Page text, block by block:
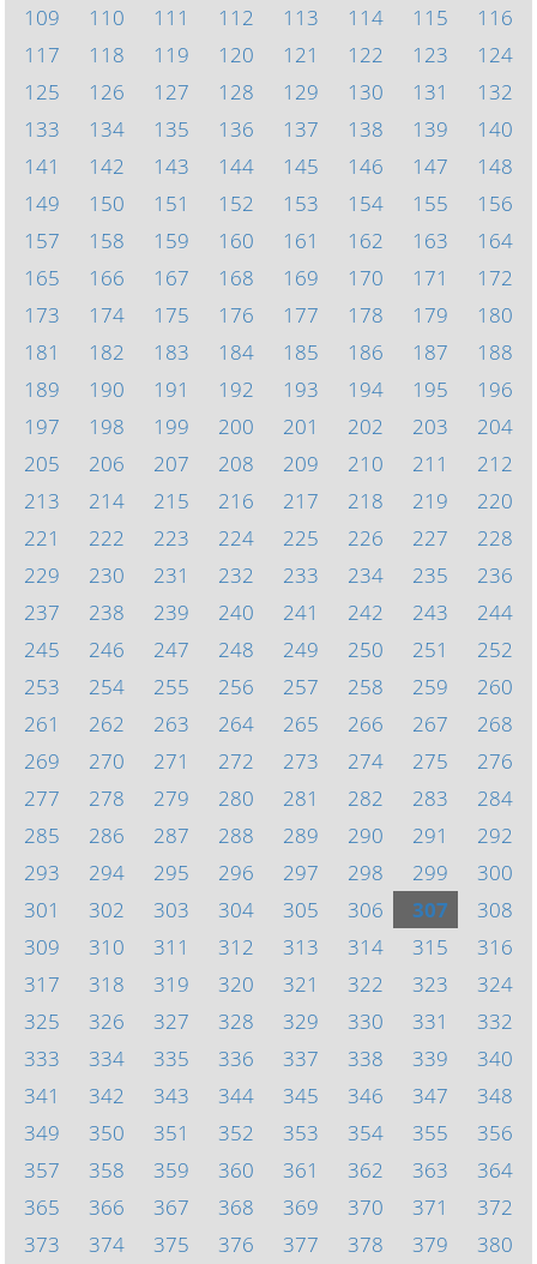
109
110 111 112 113 114 115
116
117
118 119 120 121 122 123
124
125
126 127 128 129 130 131
132
133
134 135 136 137 138 139
140
141
142 143 144 145 146 147
148
149
150 151 152 153 154 155
156
157
158 159 160 161 162 163
164
165
166 167 168 169 170 171
172
173
174 175 176 177 178 179
180
181
182 183 184 185 186 187
188
189
190 191 192 193 194 195
196
197
198 199 200 201 202 203
204
205
206 207 208 209 210 211
212
213
214 215 216 217 218 219
220
221
222 223 224 225 226 227
228
229
230 231 232 233 234 235
236
237
238 239 240 241 242 243
244
245
246 247 248 249 250 251
252
253
254 255 256 257 258 259
260
261
262 263 264 265 266 267
268
269
270 271 272 273 274 275
276
277
278 279 280 281 282 283
284
285
286 287 288 289 290 291
292
293
294 295 296 297 298 299
300
301
302 303 304 305 306 307
308
309
310 311 312 313 314 315
316
317
318 319 320 321 322 323
324
325
326 327 328 329 330 331
332
333
334 335 336 337 338 339
340
341
342 343 344 345 346 347
348
349
350 351 352 353 354 355
356
357
358 359 360 361 362 363
364
365
366 367 368 369 370 371
372
373
374 375 376 377 378 379 380